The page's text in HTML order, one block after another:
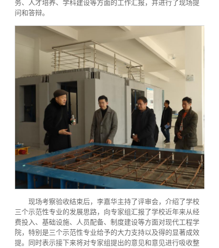
务、人才培养、学科建设等方面的工作汇报，并进行了现场提
问和答辩。
现场考察验收结束后，李嘉华主持了评审会，介绍了学校
三个示范性专业的发展思路，向专家组汇报了学校近年来从经
费投入、基础设施、人员配备、制度建设等方面对现代工程学
院，特别是三个示范性专业给予的大力支持以及得的显著成效
提。同时表示接下来将对专家组提出的意见和意见进行吸收整